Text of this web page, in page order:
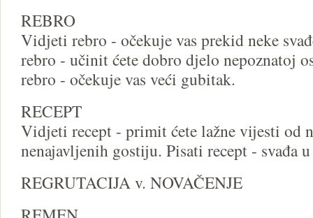
REBRO
Vidjeti rebro - očekuje vas prekid neke
rebro - učinit ćete dobro djelo nepoznatoj
rebro - očekuje vas veći gubitak.
RECEPT
Vidjeti recept - primit ćete lažne vijesti od
nenajavljenih gostiju. Pisati recept - svađa
REGRUTACIJA v. NOVAČENJE